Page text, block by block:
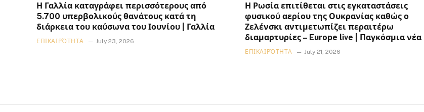
Η Γαλλία καταγράφει περισσότερους από
5.700 υπερβολικούς θανάτους κατά τη
διάρκεια του καύσωνα του Ιουνίου | Γαλλία
ΕΠΙΚΑΙΡΌΤΗΤΑ July 23, 2026
Η Ρωσία επιτίθεται στις εγκαταστάσεις
φυσικού αερίου της Ουκρανίας καθώς ο
Ζελένσκι αντιμετωπίζει περαιτέρω
διαμαρτυρίες – Europe live | Παγκόσμια νέα
ΕΠΙΚΑΙΡΌΤΗΤΑ July 21, 2026